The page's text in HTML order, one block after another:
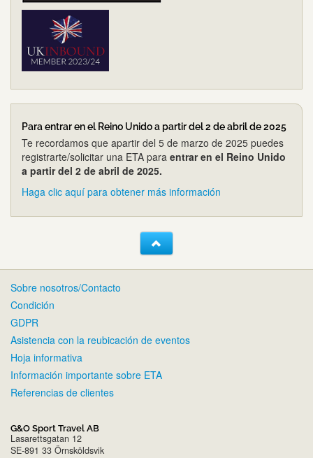
Para entrar en el Reino Unido a partir del 2 de abril de 2025
Te recordamos que apartir del 5 de marzo de 2025 puedes
registrarte/solicitar una ETA para entrar en el Reino Unido
a partir del 2 de abril de 2025.
Haga clic aquí para obtener más información
Sobre nosotros/Contacto
Condición
GDPR
Asistencia con la reubicación de eventos
Hoja informativa
Información importante sobre ETA
Referencias de clientes
G&O Sport Travel AB
Lasarettsgatan 12
SE-891 33 Örnsköldsvik